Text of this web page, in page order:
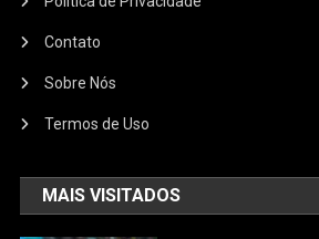
Contato
Sobre Nós
Termos de Uso
MAIS VISITADOS